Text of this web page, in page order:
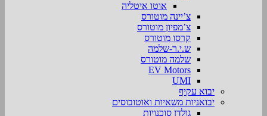
אוטו איטליה
צ’יינה מוטורס
צ’מפיון מוטורס
קרסו מוטורס
ש.י.ר-שלמה
שלמה מוטורס
EV Motors
UMI
יבוא עקיף
יבואניות משאיות ואוטובוסים
גולדן סוכנויות